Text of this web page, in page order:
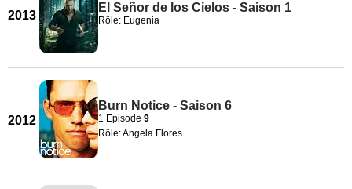
2013
El Señor de los Cielos - Saison 1
Rôle: Eugenia
2012
Burn Notice - Saison 6
1 Episode 9
Rôle: Angela Flores